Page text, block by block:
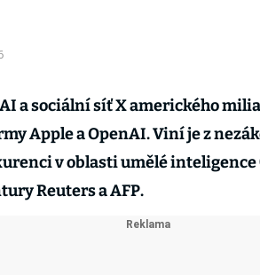
a sociální síť X amerického
Apple a OpenAI. Viní je z
v oblasti umělé
Reuters a AFP.